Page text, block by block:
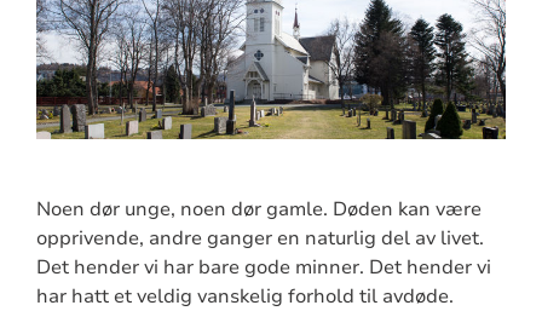
Noen dør unge, noen dør gamle. Døden kan være
opprivende, andre ganger en naturlig del av livet.
Det hender vi har bare gode minner. Det hender vi
har hatt et veldig vanskelig forhold til avdøde.